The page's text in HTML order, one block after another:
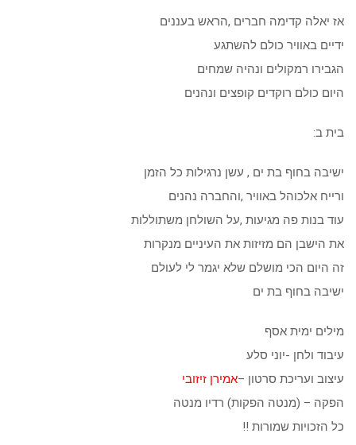
אז יאלה קדימה חברים ,הראש בעננים
ידיים באוויר כולם להשתגע
הגבירו רמקולים ונהיה שמחים
היום כולם רוקדים קופצים ונהנים
בית ב:
ישיבה בחוף בת ים , עשן נרגילות כל הזמן
ורייח אלכוהל באוויר ,והחברה נהנים
עוד בנות פה מגיעות ,על השולחן משתוללות
את הישבן הם מזיזות את העיניים מנקרות
זה היום הכי מושלם שלא יגמר לי לעולם
ישיבה בחוף בת ים
מילים ימית אסף
עיבוד ולחן -יוני סלע
עיצוב ועריכת סרטון –אמירן זיזובי
הפקה – (מנטה הפקות) רדיו מנטה
כל הזכויות שמורות !!